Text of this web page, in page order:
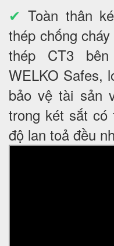
✔ Toàn thân
thép chống
thép CT3
WELKO Safes,
bảo vệ tài sản
trong két sắt có
độ lan toả đều